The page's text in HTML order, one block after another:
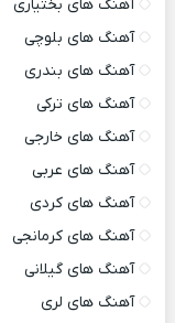
آهنگ های بختیاری
آهنگ های بلوچی
آهنگ های بندری
آهنگ های ترکی
آهنگ های خارجی
آهنگ های عربی
آهنگ های کردی
آهنگ های کرمانجی
آهنگ های گیلانی
آهنگ های لری